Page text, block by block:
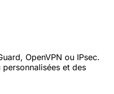
OpenVPN ou IPsec.
et des